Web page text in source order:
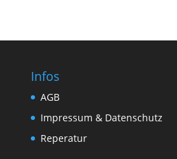
Infos
AGB
Impressum & Datenschutz
Reperatur